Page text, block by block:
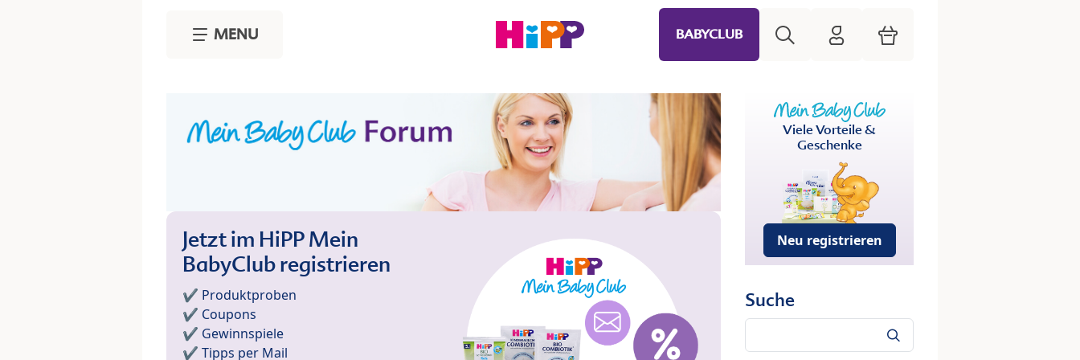
MENU BABYCLUB HiPP Mein Babyclub
Warenkorb
Jetzt im HiPP Mein
BabyClub registrieren
✔️ Produktproben
✔️ Coupons
✔️ Gewinnspiele
✔️ Tipps per Mail
Viele Vorteile &
Geschenke
Neu registrieren
Suche